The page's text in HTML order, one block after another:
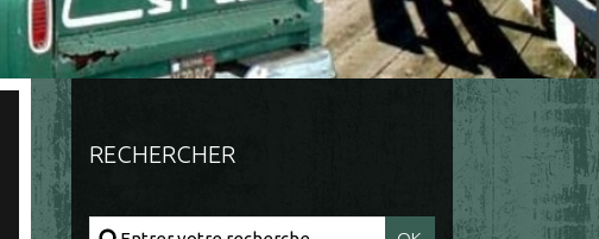
RECHERCHER